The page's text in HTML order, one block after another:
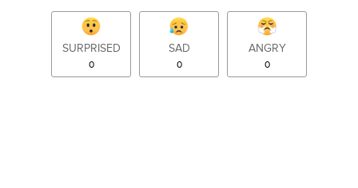
SURPRISED
0
SAD
0
ANGRY
0